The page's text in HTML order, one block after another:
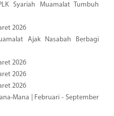
Syariah Muamalat Tumbuh
2026
Ajak Nasabah Berbagi
2026
2026
2026
Mana | Februari - September